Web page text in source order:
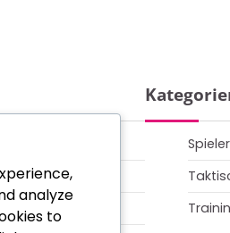
analyze
to